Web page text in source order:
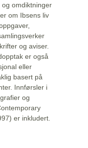
og omdiktninger
om Ibsens liv
og aviser.
er også
eller
basert på
Innførsler i
og
er inkludert.